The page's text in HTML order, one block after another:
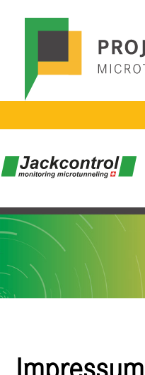
Impressum